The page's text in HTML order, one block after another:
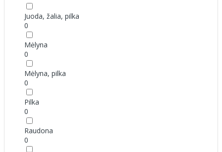
Juoda, žalia, pilka
0
Mėlyna
0
Mėlyna, pilka
0
Pilka
0
Raudona
0